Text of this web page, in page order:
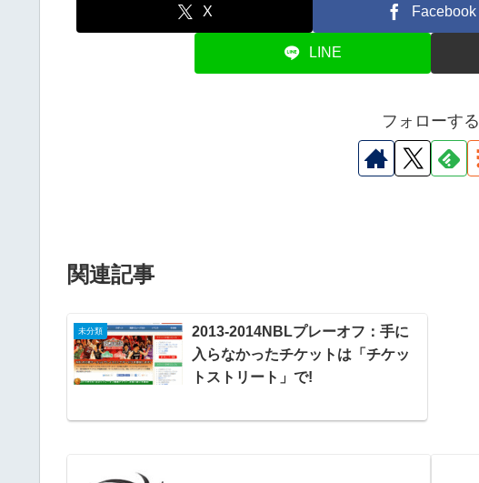
X Facebook
LINE
フォローする
関連記事
未分類
2013-2014NBLプレーオフ：手に
入らなかったチケットは「チケッ
トストリート」で!